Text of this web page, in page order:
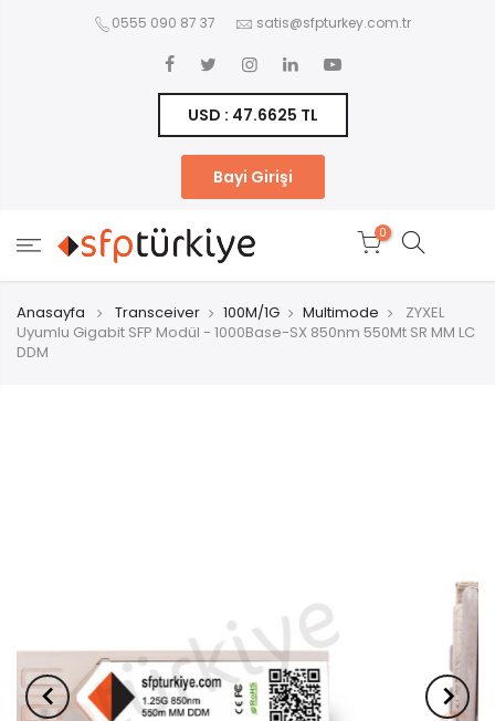
0555 090 87 37 satis@sfpturkey.com.tr
USD : 47.6625 TL
Bayi Girişi
0
Anasayfa Transceiver 100M/1G Multimode
ZYXEL
Uyumlu Gigabit SFP Modül - 1000Base-SX 850nm 550Mt SR MM LC
DDM